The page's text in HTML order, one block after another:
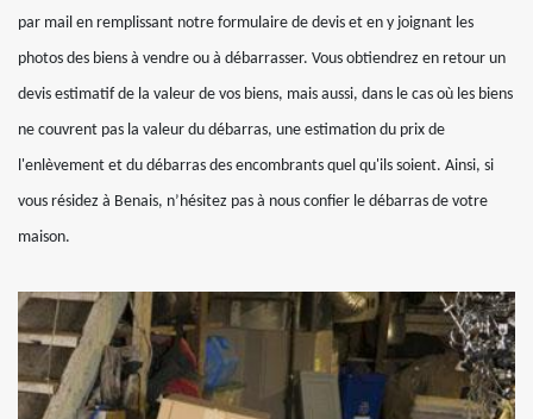
par mail en remplissant notre formulaire de devis et en y joignant les
photos des biens à vendre ou à débarrasser. Vous obtiendrez en retour un
devis estimatif de la valeur de vos biens, mais aussi, dans le cas où les biens
ne couvrent pas la valeur du débarras, une estimation du prix de
l'enlèvement et du débarras des encombrants quel qu'ils soient. Ainsi, si
vous résidez à Benais, n’hésitez pas à nous confier le débarras de votre
maison.